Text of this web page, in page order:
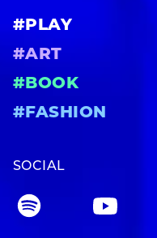
#PLAY
#ART
#BOOK
#FASHION
SOCIAL